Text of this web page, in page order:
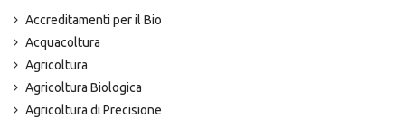
Accreditamenti per il Bio
Acquacoltura
Agricoltura
Agricoltura Biologica
Agricoltura di Precisione